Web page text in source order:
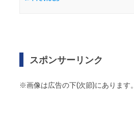
スポンサーリンク
※画像は広告の下(次節)にあります。